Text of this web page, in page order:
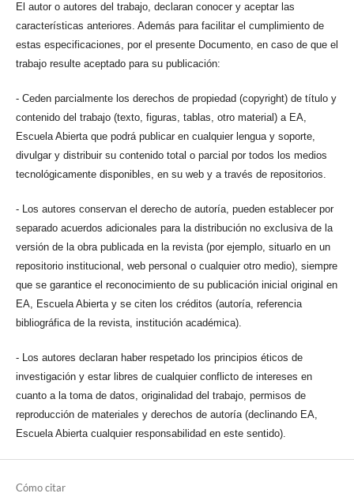
El autor o autores del trabajo, declaran conocer y aceptar las
características anteriores. Además para facilitar el cumplimiento de
estas especificaciones, por el presente Documento, en caso de que el
trabajo resulte aceptado para su publicación:
- Ceden parcialmente los derechos de propiedad (copyright) de título y
contenido del trabajo (texto, figuras, tablas, otro material) a EA,
Escuela Abierta que podrá publicar en cualquier lengua y soporte,
divulgar y distribuir su contenido total o parcial por todos los medios
tecnológicamente disponibles, en su web y a través de repositorios.
- Los autores conservan el derecho de autoría, pueden establecer por
separado acuerdos adicionales para la distribución no exclusiva de la
versión de la obra publicada en la revista (por ejemplo, situarlo en un
repositorio institucional, web personal o cualquier otro medio), siempre
que se garantice el reconocimiento de su publicación inicial original en
EA, Escuela Abierta y se citen los créditos (autoría, referencia
bibliográfica de la revista, institución académica).
- Los autores declaran haber respetado los principios éticos de
investigación y estar libres de cualquier conflicto de intereses en
cuanto a la toma de datos, originalidad del trabajo, permisos de
reproducción de materiales y derechos de autoría (declinando EA,
Escuela Abierta cualquier responsabilidad en este sentido).
Cómo citar